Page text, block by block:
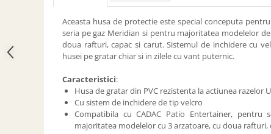
COȘURI DE FUM
Coșuri de fum din beton
Coșuri de fum din inox
Baterii și accesorii
Aceasta husa de protectie este special conceputa
seria pe gaz Meridian si pentru majoritatea modelelor
doua rafturi, capac si carut. Sistemul de inchidere cu
husei pe gratar chiar si in zilele cu vant puternic.
Caracteristici:
Husa de gratar din PVC rezistenta la actiunea razelor
Cu sistem de inchidere de tip velcro
Compatibila cu CADAC Patio Entertainer,
majoritatea modelelor cu 3 arzatoare, cu doua rafturi,